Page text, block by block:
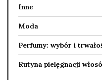
Inne
Moda
Perfumy: wybór i
Rutyna pielęgnacji